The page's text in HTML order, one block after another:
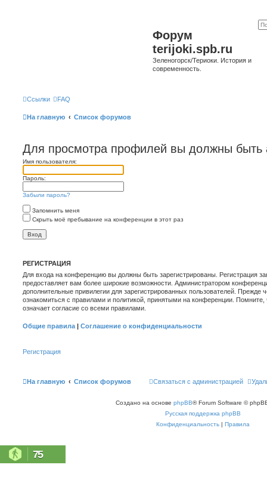
Форум
terijoki.spb.ru
Зеленогорск/Териоки. История и
современность.
Ссылки FAQ
На главную Список форумов
Для просмотра профилей вы должны быть
Имя пользователя:
Пароль:
Забыли пароль?
Запомнить меня
Скрыть моё пребывание на конференции в этот раз
РЕГИСТРАЦИЯ
Для входа на конференцию вы должны быть зарегистрированы. Регистрация
предоставляет вам более широкие возможности. Администратором
дополнительные привилегии для зарегистрированных пользователей. Прежде
ознакомиться с правилами и политикой, принятыми на конференции.
означает согласие со всеми правилами.
Общие правила | Соглашение о конфиденциальности
Регистрация
На главную Список форумов Связаться с администрацией
Создано на основе phpBB® Forum Software ©
Русская поддержка phpBB
Конфиденциальность | Правила
75